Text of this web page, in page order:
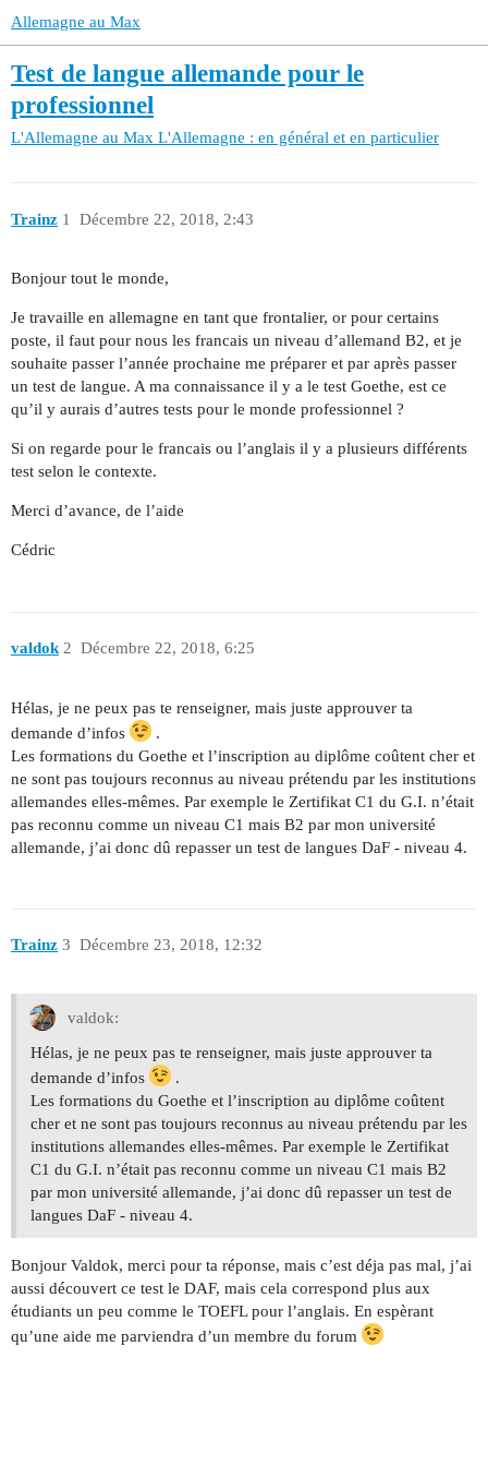
Allemagne au Max
Test de langue allemande pour le
professionnel
L'Allemagne au Max L'Allemagne : en général et en particulier
Trainz Décembre 22, 2018, 2:43
1
Bonjour tout le monde,
Je travaille en allemagne en tant que frontalier, or pour certains
poste, il faut pour nous les francais un niveau d’allemand B2, et je
souhaite passer l’année prochaine me préparer et par après passer
un test de langue. A ma connaissance il y a le test Goethe, est ce
qu’il y aurais d’autres tests pour le monde professionnel ?
Si on regarde pour le francais ou l’anglais il y a plusieurs différents
test selon le contexte.
Merci d’avance, de l’aide
Cédric
valdok Décembre 22, 2018, 6:25
2
Hélas, je ne peux pas te renseigner, mais juste approuver ta
demande d’infos
.
Les formations du Goethe et l’inscription au diplôme coûtent cher et
ne sont pas toujours reconnus au niveau prétendu par les institutions
allemandes elles-mêmes. Par exemple le Zertifikat C1 du G.I. n’était
pas reconnu comme un niveau C1 mais B2 par mon université
allemande, j’ai donc dû repasser un test de langues DaF - niveau 4.
Trainz Décembre 23, 2018, 12:32
3
valdok:
Hélas, je ne peux pas te renseigner, mais juste approuver ta
demande d’infos
.
Les formations du Goethe et l’inscription au diplôme coûtent
cher et ne sont pas toujours reconnus au niveau prétendu par les
institutions allemandes elles-mêmes. Par exemple le Zertifikat
C1 du G.I. n’était pas reconnu comme un niveau C1 mais B2
par mon université allemande, j’ai donc dû repasser un test de
langues DaF - niveau 4.
Bonjour Valdok, merci pour ta réponse, mais c’est déja pas mal, j’ai
aussi découvert ce test le DAF, mais cela correspond plus aux
étudiants un peu comme le TOEFL pour l’anglais. En espèrant
qu’une aide me parviendra d’un membre du forum